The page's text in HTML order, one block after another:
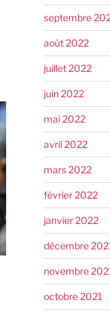
septembre
août 2022
juillet 2022
juin 2022
mai 2022
avril 2022
mars 2022
février 2022
janvier 2022
décembre
novembre
octobre 2021